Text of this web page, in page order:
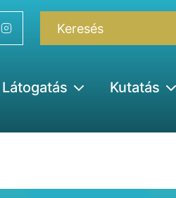
Látogatás Kutatás